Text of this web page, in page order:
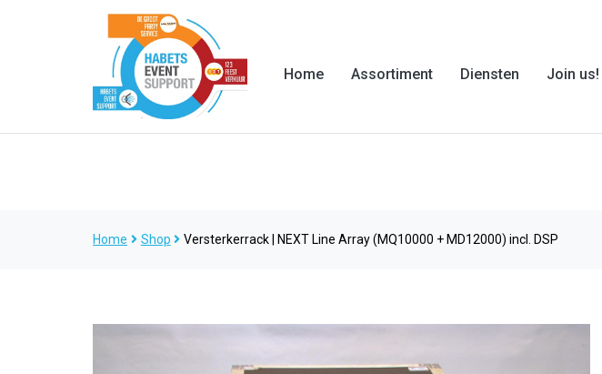
Home Assortiment Diensten Join us!
Home Shop Versterkerrack | NEXT Line Array (MQ10000 + MD12000) incl. DSP